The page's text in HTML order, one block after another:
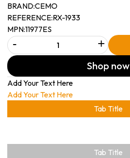
BRAND:CEMO
REFERENCE:RX-1933
MPN:11977ES
- +
Shop now
Add Your Text Here
Add Your Text Here
Tab Title
Tab Title